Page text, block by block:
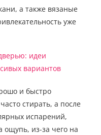
а также вязаные
уже
и быстро
стирать, а после
испарений,
ощупь, из-за чего на